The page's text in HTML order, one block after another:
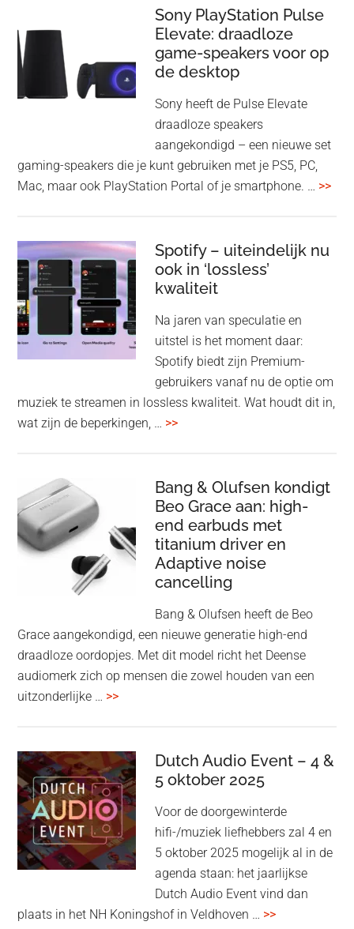
Sony PlayStation Pulse
Elevate: draadloze
game-speakers voor op
de desktop
Sony heeft de Pulse Elevate
draadloze speakers
aangekondigd – een nieuwe set
gaming-speakers die je kunt gebruiken met je PS5, PC,
Mac, maar ook PlayStation Portal of je smartphone. … >>
Spotify – uiteindelijk nu
ook in ‘lossless’
kwaliteit
Na jaren van speculatie en
uitstel is het moment daar:
Spotify biedt zijn Premium-
gebruikers vanaf nu de optie om
muziek te streamen in lossless kwaliteit. Wat houdt dit in,
wat zijn de beperkingen, … >>overSpotify
nu
ook
in
‘lossless’
kwaliteit
Bang & Olufsen kondigt
Beo Grace aan: high-
end earbuds met
titanium driver en
Adaptive noise
cancelling
Bang & Olufsen heeft de Beo
Grace aangekondigd, een nieuwe generatie high-end
draadloze oordopjes. Met dit model richt het Deense
audiomerk zich op mensen die zowel houden van een
uitzonderlijke … >>overBang
kondigt
Beo
Grace
aan:
high-
end
earbuds
titanium
Dutch Audio Event – 4 &
5 oktober 2025
Voor de doorgewinterde
hifi-/muziek liefhebbers zal 4 en
5 oktober 2025 mogelijk al in de
agenda staan: het jaarlijkse
Dutch Audio Event vind dan
plaats in het NH Koningshof in Veldhoven … >>overDutch